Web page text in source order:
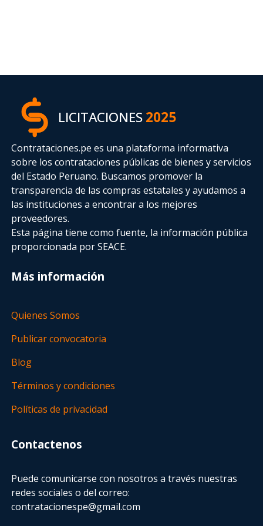
LICITACIONES2025
Contrataciones.pe es una plataforma informativa
sobre los contrataciones públicas de bienes y servicios
del Estado Peruano. Buscamos promover la
transparencia de las compras estatalesy ayudamos a
las instituciones a encontrar a los mejores
proveedores.
Esta página tiene como fuente, la información pública
proporcionada por SEACE.
Más información
Quienes Somos
Publicar convocatoria
Blog
Términos y condiciones
Políticas de privacidad
Contactenos
Puede comunicarse con nosotros a través nuestras
redes sociales o del correo:
contratacionespe@gmail.com